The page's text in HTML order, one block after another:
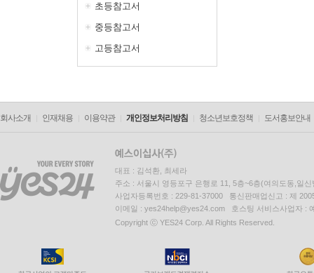
초등참고서
중등참고서
고등참고서
회사소개 인재채용 이용약관 개인정보처리방침 청소년보호정책 도서홍보안내
대표 : 김석환, 최세라
주소 : 서울시 영등포구 은행로 11, 5층~6층(여의도동,일신
사업자등록번호 : 229-81-37000 통신판매업신고 : 제
이메일 : yes24help@yes24.com 호스팅 서비스사업자 :
Copyright ⓒ YES24 Corp. All Rights Reserved.